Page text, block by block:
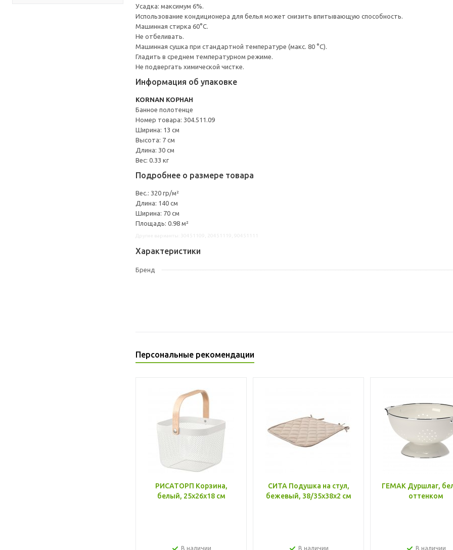
Усадка: максимум 6%.
Использование кондиционера для белья может снизить впитывающую способность.
Машинная стирка 60°С.
Не отбеливать.
Машинная сушка при стандартной температуре (макс. 80 °C).
Гладить в среднем температурном режиме.
Не подвергать химической чистке.
Информация об упаковке
KORNAN КОРНАН
Банное полотенце
Номер товара: 304.511.09
Ширина: 13 см
Высота: 7 см
Длина: 30 см
Вес: 0.33 кг
Подробнее о размере товара
Вес.: 320 гр/м²
Длина: 140 см
Ширина: 70 см
Площадь: 0.98 м²
Характеристики
Бренд
Персональные рекомендации
РИСАТОРП Корзина,
белый, 25x26x18 см
В наличии
СИТА Подушка на стул,
бежевый, 38/35x38x2 см
В наличии
ГЕМАК Дуршлаг,
оттенком
В наличии